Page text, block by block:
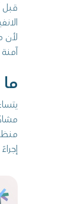
قبل
لأن